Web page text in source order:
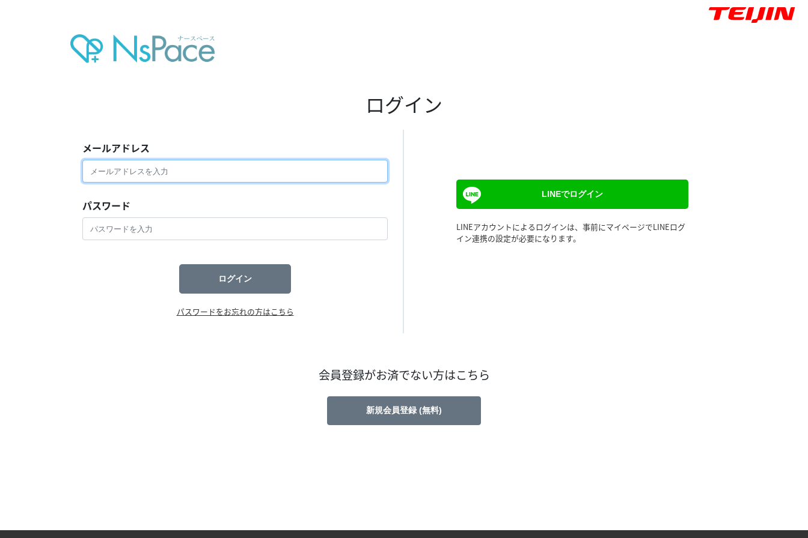
ログイン
メールアドレス
パスワード
ログイン
パスワードをお忘れの方はこちら
LINEでログイン
LINEアカウントによるログインは、事前にマイページでLINEログ
イン連携の設定が必要になります。
会員登録がお済でない方はこちら
新規会員登録 (無料)